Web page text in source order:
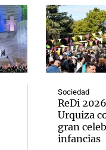
Sociedad
ReDi
Urquiza
gran
infancias